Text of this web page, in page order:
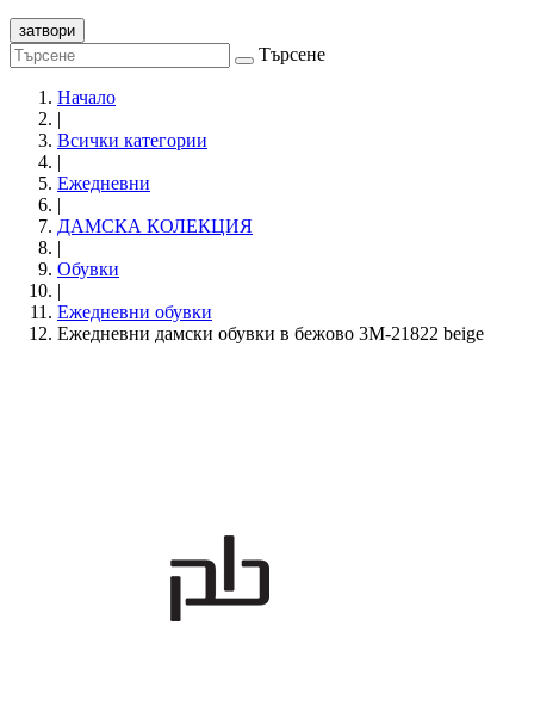
затвори
Търсене
Начало
|
Всички категории
|
Ежедневни
|
ДАМСКА КОЛЕКЦИЯ
|
Обувки
|
Eжедневни обувки
Ежедневни дамски обувки в бежово 3M-21822 beige